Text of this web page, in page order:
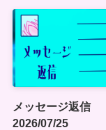
メッセージ返信
2026/07/25